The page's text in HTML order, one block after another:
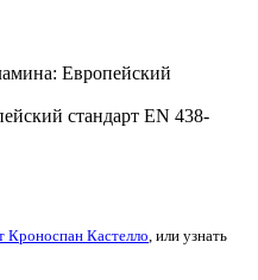
Европейский
стандарт EN 438-
Кроноспан Кастелло, или узнать